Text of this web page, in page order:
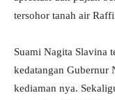
tersohor tanah air
Suami Nagita Slavina
kedatangan Gubernur
kediaman nya.